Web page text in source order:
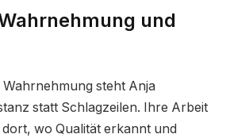
und
steht Anja
statt Schlagzeilen. Ihre Arbeit
wo Qualität erkannt und